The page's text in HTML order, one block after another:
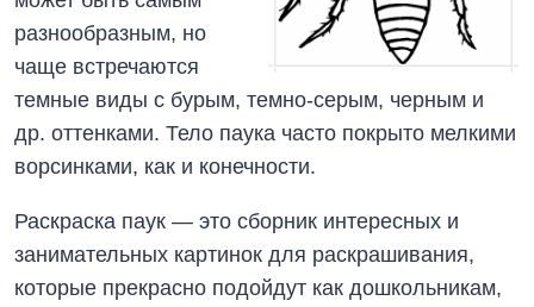
разнообразным, но
чаще встречаются
темные виды с бурым, темно-серым, черным и
др. оттенками. Тело паука часто покрыто мелкими
ворсинками, как и конечности.
Раскраска паук — это сборник интересных и
занимательных картинок для раскрашивания,
которые прекрасно подойдут как дошкольникам,